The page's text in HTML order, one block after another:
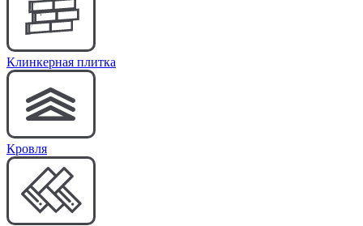
Клинкерная плитка
Кровля